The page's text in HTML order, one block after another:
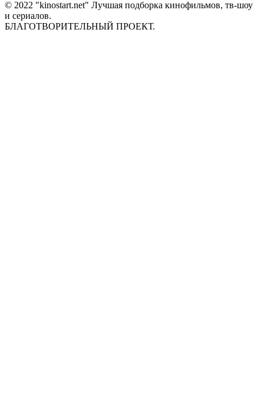
© 2022 "kinostart.net" Лучшая подборка кинофильмов, тв-шоу
и сериалов.
БЛАГОТВОРИТЕЛЬНЫЙ ПРОЕКТ.